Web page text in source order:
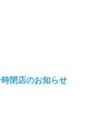
閉店のお知らせ